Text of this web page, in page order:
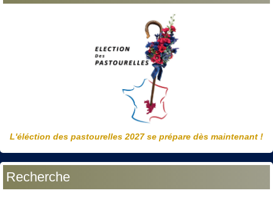
L'éléction des pastourelles 2027 se prépare dès maintenant !
Recherche